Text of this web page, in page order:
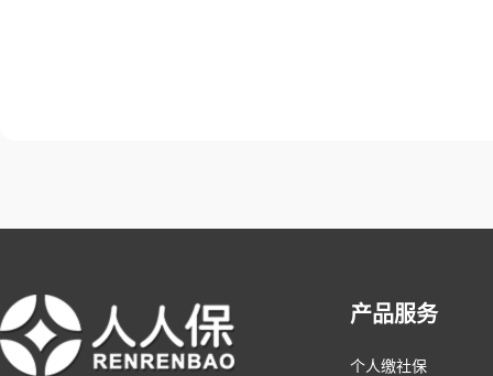
产品服务
个人缴社保